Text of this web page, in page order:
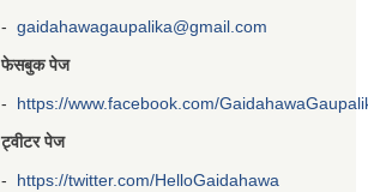
- gaidahawagaupalika@gmail.com
फेसबुक पेज
- https://www.facebook.com/
ट्वीटर पेज
- https://twitter.com/HelloGaidahawa